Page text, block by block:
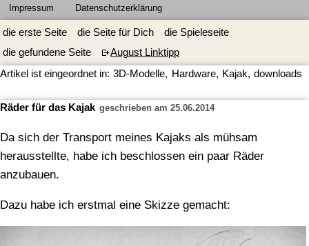
Impressum Datenschutzerklärung
die erste Seite die Seite für Dich
die Spieleseite
die gefundene Seite
August Linktipp
Artikel ist eingeordnet in: 3D-Modelle, Hardware, Kajak, downloads
Räder für das Kajak geschrieben am 25.06.2014
Da sich der Transport meines Kajaks als mühsam
herausstellte, habe ich beschlossen ein paar Räder
anzubauen.
Dazu habe ich erstmal eine Skizze gemacht: